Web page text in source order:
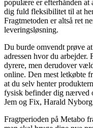
populære er efterhånden at
dig fuld fleksibilitet til at
Fragtmetoden er altså ret
leveringsløsning.
Du burde omvendt prøve
adressen hvor du arbejder.
dyrere, men derudover
online. Den mest letkøbte
at du selv henter
fysisk befinder dig nærved
Jem og Fix, Harald
Fragtperioden på Metabo